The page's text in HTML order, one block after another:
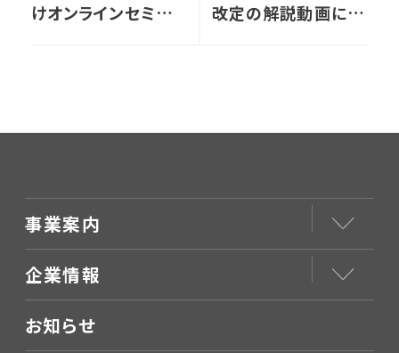
けオンラインセミナ
改定の解説動画に出
事業案内
企業情報
お知らせ